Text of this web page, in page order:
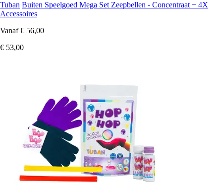
Tuban Buiten Speelgoed Mega Set Zeepbellen - Concentraat + 4X
Accessoires
Vanaf € 56,00
€ 53,00